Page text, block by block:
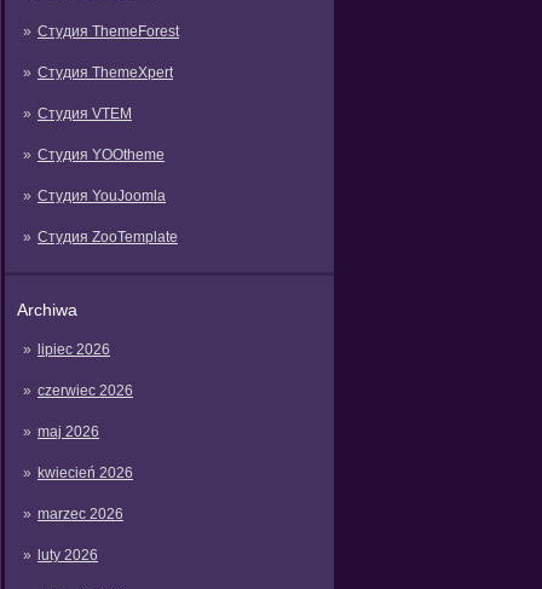
Студия ThemeForest
Студия ThemeXpert
Студия VTEM
Студия YOOtheme
Студия YouJoomla
Студия ZooTemplate
Archiwa
lipiec 2026
czerwiec 2026
maj 2026
kwiecień 2026
marzec 2026
luty 2026